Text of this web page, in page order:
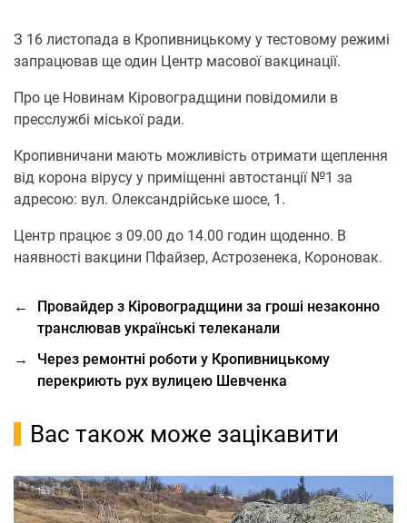
З 16 листопада в Кропивницькому у тестовому режимі
запрацював ще один Центр масової вакцинації.
Про це Новинам Кіровоградщини повідомили в
пресслужбі міської ради.
Кропивничани мають можливість отримати щеплення
від корона вірусу у приміщенні автостанції №1 за
адресою: вул. Олександрійське шосе, 1.
Центр працює з 09.00 до 14.00 годин щоденно. В
наявності вакцини Пфайзер, Астрозенека, Короновак.
←
Провайдер з Кіровоградщини за гроші незаконно
транслював українські телеканали
→
Через ремонтні роботи у Кропивницькому
перекриють рух вулицею Шевченка
Вас також може зацікавити